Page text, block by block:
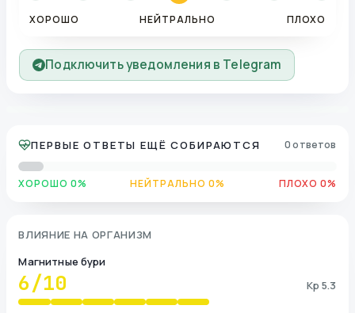
ХОРОШО НЕЙТРАЛЬНО ПЛОХО
Подключить уведомления в Telegram
ПЕРВЫЕ ОТВЕТЫ ЕЩЁ СОБИРАЮТСЯ 0 ответов
ХОРОШО 0% НЕЙТРАЛЬНО 0% ПЛОХО 0%
ВЛИЯНИЕ НА ОРГАНИЗМ
Магнитные бури
6/10 Kp 5.3